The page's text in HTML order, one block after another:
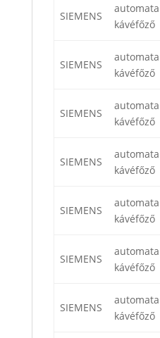
SIEMENS
automata
kávéfőző
SIEMENS
automata
kávéfőző
SIEMENS
automata
kávéfőző
SIEMENS
automata
kávéfőző
SIEMENS
automata
kávéfőző
SIEMENS
automata
kávéfőző
SIEMENS
automata
kávéfőző